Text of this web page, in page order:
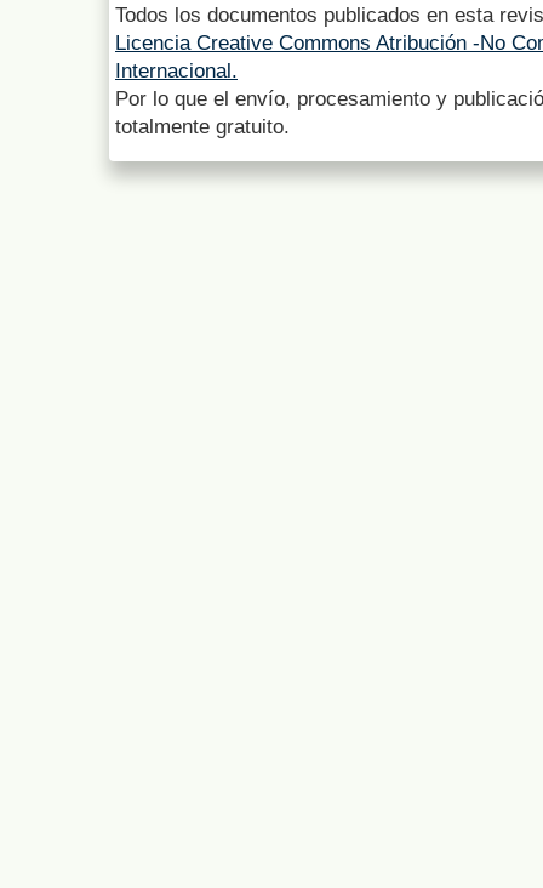
Todos los documentos publicados en esta
Licencia Creative Commons Atribución -No
Internacional.
Por lo que el envío, procesamiento y
totalmente gratuito.